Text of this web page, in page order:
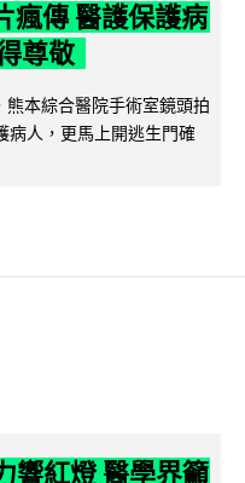
瘋傳 醫護保護病
尊敬
本綜合醫院手術室鏡頭拍
病人，更馬上開逃生門確
響紅燈 醫學界籲